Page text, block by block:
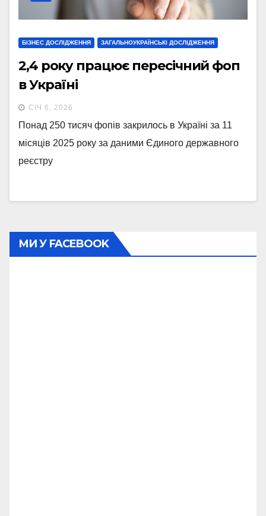
БІЗНЕС ДОСЛІДЖЕННЯ ЗАГАЛЬНОУКРАЇНСЬКІ ДОСЛІДЖЕННЯ
2,4 року працює пересічний фоп
в Україні
СІЧ 6, 2026
Понад 250 тисяч фопів закрилось в Україні за 11
місяців 2025 року за даними Єдиного державного
реєстру
МИ У FACEBOOK